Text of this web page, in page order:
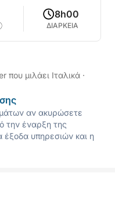
8h00
ΔΙΑΡΚΕΙΑ
μιλάει Ιταλικά ·
αν ακυρώσετε
την έναρξη της
έξοδα υπηρεσιών και η